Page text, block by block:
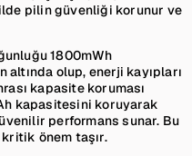
pilin güvenliği korunur ve
1800mWh
olup, enerji kayıpları
kapasite koruması
kapasitesini koruyarak
performans sunar. Bu
önem taşır.